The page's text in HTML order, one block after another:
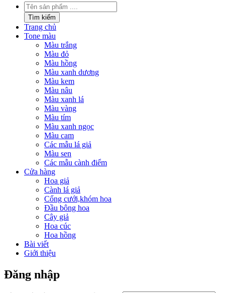
Tìm
kiếm
sản
phẩm
Tìm kiếm
Trang chủ
Tone màu
Màu trắng
Màu đỏ
Màu hồng
Màu xanh dương
Màu kem
Màu nâu
Màu xanh lá
Màu vàng
Màu tím
Màu xanh ngọc
Màu cam
Các mẫu lá giả
Màu sen
Các mẫu cành điểm
Cửa hàng
Hoa giả
Cành lá giả
Cổng cưới,khóm hoa
Đầu bông hoa
Cây giả
Hoa cúc
Hoa hồng
Bài viết
Giới thiệu
Đăng nhập